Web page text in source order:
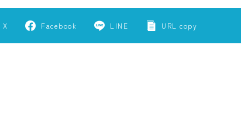
X Facebook LINE URL copy